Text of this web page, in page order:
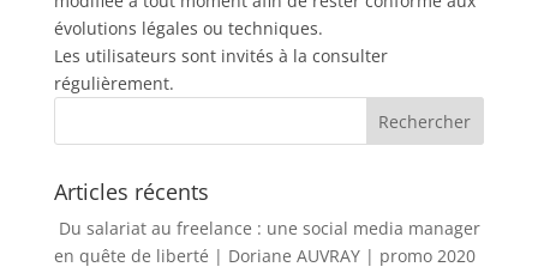
évolutions légales ou techniques.
Les utilisateurs sont invités à la consulter
régulièrement.
Articles récents
Du salariat au freelance : une social media manager
en quête de liberté | Doriane AUVRAY | promo 2020